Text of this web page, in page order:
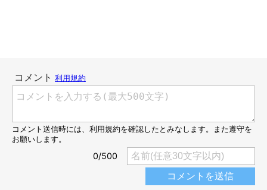
ルの上に猫は乗せない」
よ」とちょっと注意したところ、梅ちゃんはあのような不機嫌な
表情になったのだとか。そのときの様子が可愛らしくて、思わず
写真を撮ったのだといいます。